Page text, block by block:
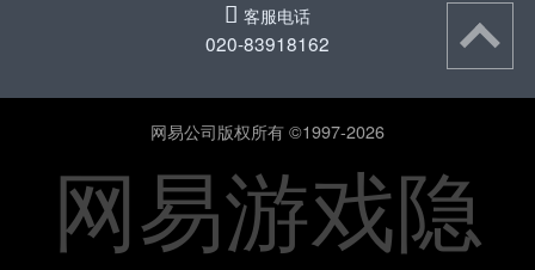
򰀃 客服电话
020-83918162
网易公司版权所有 ©1997-2026
网易游戏隐